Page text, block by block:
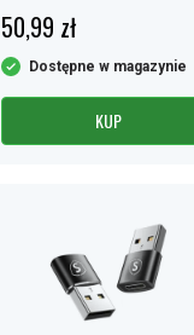
50,99 zł
Dostępne w magazynie
KUP